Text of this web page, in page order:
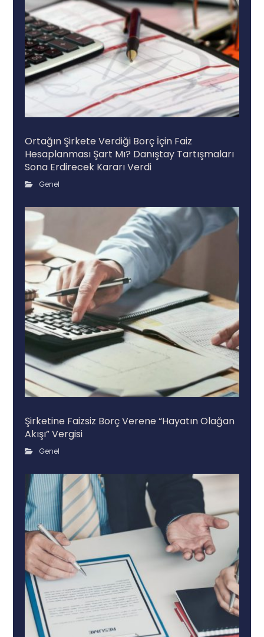
Ortağın Şirkete Verdiği Borç İçin Faiz
Hesaplanması Şart Mı? Danıştay Tartışmaları
Sona Erdirecek Kararı Verdi
Genel
Şirketine Faizsiz Borç Verene “Hayatın Olağan
Akışı” Vergisi
Genel